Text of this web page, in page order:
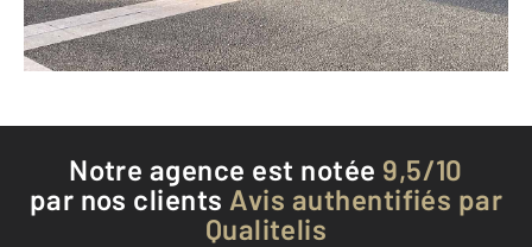
Téléphoner à l'agence
Notre agence est notée 9,5/10
par nos clients Avis authentifiés par
Qualitelis